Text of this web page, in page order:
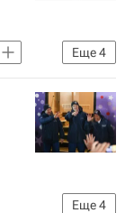
Еще4
Еще4